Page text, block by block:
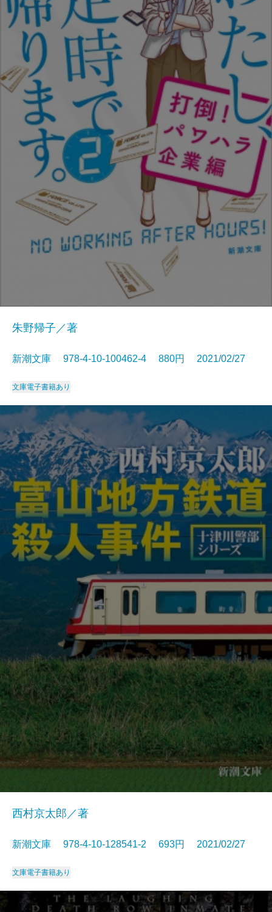
朱野帰子／著
新潮文庫 978-4-10-100462-4 880円 2021/02/27
文庫電子書籍あり
西村京太郎／著
新潮文庫 978-4-10-128541-2 693円 2021/02/27
文庫電子書籍あり